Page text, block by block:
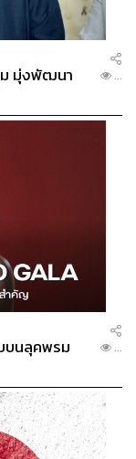
ม มุ่งพัฒนา
...
บนลุคพรม
...